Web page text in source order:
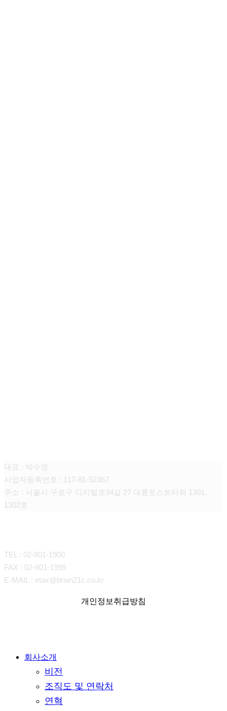
대표 : 박수영
사업자등록번호 : 117-81-52367
주소 : 서울시 구로구 디지털로34길 27 대륭포스트타워 1301,
1302호
TEL : 02-801-1900
FAX : 02-801-1999
E-MAIL : etax@brain21c.co.kr
개인정보취급방침
Close 회사소개
비전
조직도 및 연락처
연혁